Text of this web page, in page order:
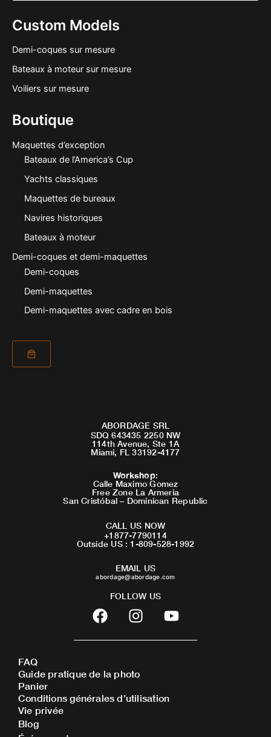
Custom Models
Demi-coques sur mesure
Bateaux à moteur sur mesure
Voiliers sur mesure
Boutique
Maquettes d’exception
Bateaux de l’America’s Cup
Yachts classiques
Maquettes de bureaux
Navires historiques
Bateaux à moteur
Demi-coques et demi-maquettes
Demi-coques
Demi-maquettes
Demi-maquettes avec cadre en bois
ABORDAGE SRL
SDQ 643435 2250 NW
114th Avenue, Ste 1A
Miami, FL 33192-4177
Workshop:
Calle Maximo Gomez
Free Zone La Armeria
San Cristóbal – Dominican Republic
CALL US NOW
+1877-7790114
Outside US : 1-809-528-1992
EMAIL US
abordage@abordage.com
FOLLOW US
F
a
c
b
o
o
I
n
s
a
g
r
Y
o
u
FAQ
Guide pratique de la photo
Panier
Conditions générales d’utilisation
Vie privée
Blog